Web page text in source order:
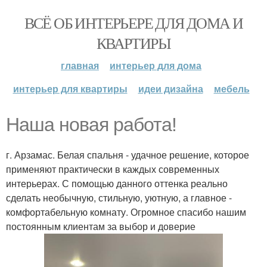
ВСЁ ОБ ИНТЕРЬЕРЕ ДЛЯ ДОМА И
КВАРТИРЫ
главная
интерьер для дома
интерьер для квартиры
идеи дизайна мебель
Наша новая работа!
г. Арзамас. Белая спальня - удачное решение, которое
применяют практически в каждых современных
интерьерах. С помощью данного оттенка реально
сделать необычную, стильную, уютную, а главное -
комфортабельную комнату. Огромное спасибо нашим
постоянным клиентам за выбор и доверие